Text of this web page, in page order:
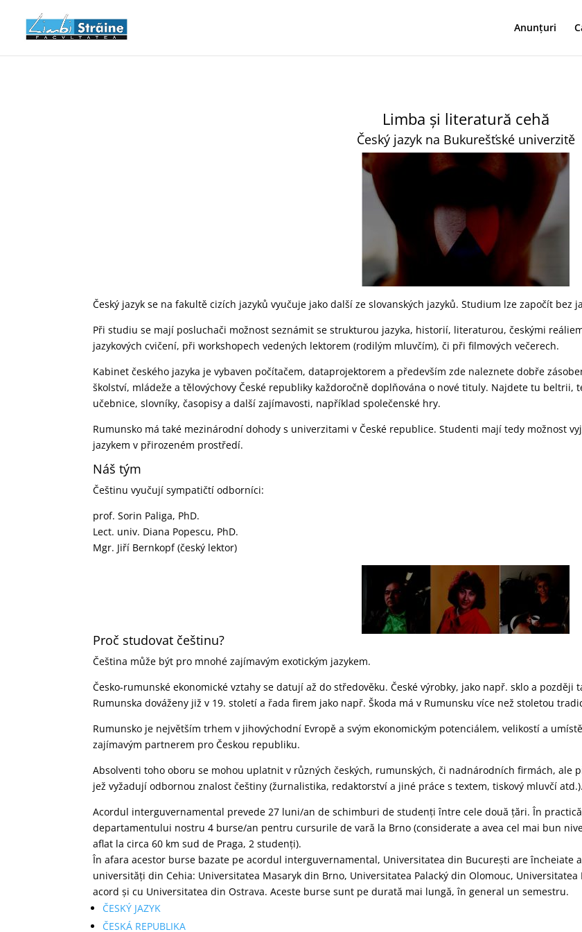
Anunțuri
Limba și literatură cehă
Český jazyk na Bukurešťské univerzitě
Český jazyk se na fakultě cizích jazyků vyučuje jako další ze slovanských jazyků. Studium lze započít bez
Při studiu se mají posluchači možnost seznámit se strukturou jazyka, historií, literaturou, českými
jazykových cvičení, při workshopech vedených lektorem (rodilým mluvčím), či při filmových večerech.
Kabinet českého jazyka je vybaven počítačem, dataprojektorem a především zde naleznete dobře
školství, mládeže a tělovýchovy České republiky každoročně doplňována o nové tituly. Najdete tu
učebnice, slovníky, časopisy a další zajímavosti, například společenské hry.
Rumunsko má také mezinárodní dohody s univerzitami v České republice. Studenti mají tedy možnost
jazykem v přirozeném prostředí.
Náš tým
Češtinu vyučují sympatičtí odborníci:
prof. Sorin Paliga, PhD.
Lect. univ. Diana Popescu, PhD.
Mgr. Jiří Bernkopf (český lektor)
Proč studovat češtinu?
Čeština může být pro mnohé zajímavým exotickým jazykem.
Česko-rumunské ekonomické vztahy se datují až do středověku. České výrobky, jako např. sklo a
Rumunska dováženy již v 19. století a řada firem jako např. Škoda má v Rumunsku více než stoletou
Rumunsko je největším trhem v jihovýchodní Evropě a svým ekonomickým potenciálem, velikostí a
zajímavým partnerem pro Českou republiku.
Absolventi toho oboru se mohou uplatnit v různých českých, rumunských, či nadnárodních firmách, ale
jež vyžadují odbornou znalost češtiny (žurnalistika, redaktorství a jiné práce s textem, tiskový mluvčí atd.).
Acordul interguvernamental prevede 27 luni/an de schimburi de studenți între cele două țări. În
departamentului nostru 4 burse/an pentru cursurile de vară la Brno (considerate a avea cel mai bun
aflat la circa 60 km sud de Praga, 2 studenți).
În afara acestor burse bazate pe acordul interguvernamental, Universitatea din București are încheiate
universități din Cehia: Universitatea Masaryk din Brno, Universitatea Palacký din Olomouc,
acord și cu Universitatea din Ostrava. Aceste burse sunt pe durată mai lungă, în general un semestru.
ČESKÝ JAZYK
ČESKÁ REPUBLIKA